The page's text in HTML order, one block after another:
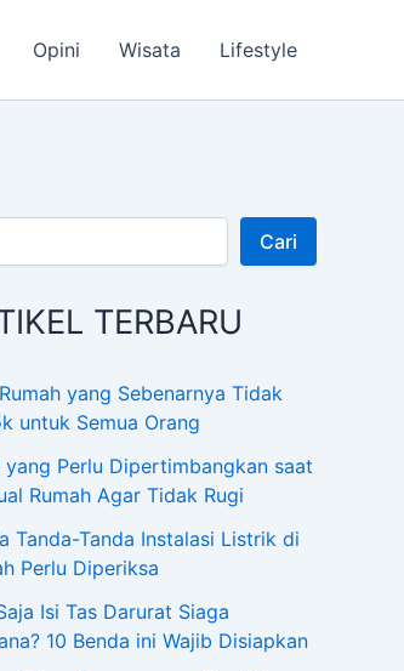
Opini Wisata Lifestyle
Cari
TERBARU
yang Sebenarnya Tidak
untuk Semua Orang
yang Perlu Dipertimbangkan saat
Rumah Agar Tidak Rugi
Tanda-Tanda Instalasi Listrik di
Perlu Diperiksa
Isi Tas Darurat Siaga
10 Benda ini Wajib Disiapkan